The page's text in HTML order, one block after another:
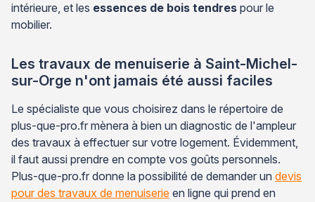
intérieure, et les essences de bois tendres pour le
mobilier.
Les travaux de menuiserie à Saint-Michel-
sur-Orge n'ont jamais été aussi faciles
Le spécialiste que vous choisirez dans le répertoire de
plus-que-pro.fr mènera à bien un diagnostic de l'ampleur
des travaux à effectuer sur votre logement. Évidemment,
il faut aussi prendre en compte vos goûts personnels.
Plus-que-pro.fr donne la possibilité de demander un devis
pour des travaux de menuiserie en ligne qui prend en